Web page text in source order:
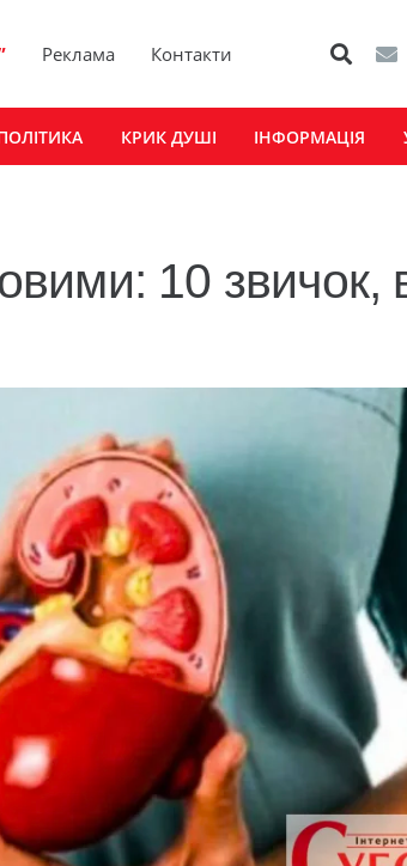
Реклама Контакти
КРИК ДУШІ ІНФОРМАЦІЯ
10 звичок,